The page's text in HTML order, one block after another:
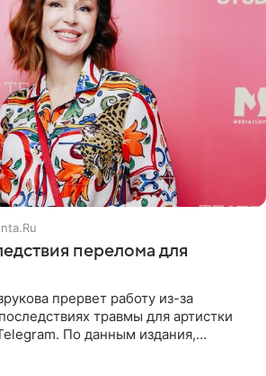
перелома для
прервет работу из-за
травмы для артистки
По данным издания,